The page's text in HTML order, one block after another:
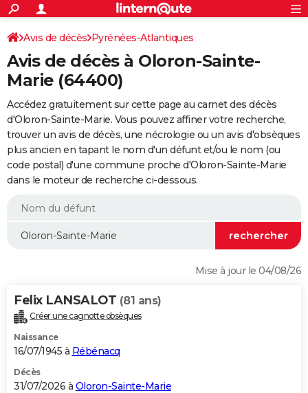
ACTUALITÉS
Politique
Société
Faits Divers
Education
Monde
Villes
+
SPORT
Coupe du monde 2026
Football
Tennis
Cyclisme
Rugby
Forum
CULTURE
FINANCE
Retraite
Impôts
Epargne
Immobilier
Risques naturels par ville
Banque
Assurance
Crédit
Essais
Réserver un essai
Citadines
Berlines
SUV
Forum auto
+
HIGH-TECH
Mobiles
Meilleur smartphone
Internet
Ordinateurs
Jeux vidéo
Guide high-tech
+
BRICOLAGE
Forum
Aménagement intérieur
Extérieur
Cuisine
Salle de bains
Jardinage
Rangement
WEEK-END
Guides de France
Escapades
Patrimoine
Expositions
Musées
Week-end nature
LIFESTYLE
Alimentation
Guide de la santé
Maladies
Médicaments
Sommeil
VOYAGE
Destinations
City break
Voyage nature
Voyage de noces
Forum
Climat
+PHOTO
GUIDES D'ACHAT
BONS PLANS
S'inscrire
Connexion
Avis de décès Pyrénées-Atlantiques
Avis de décès à Oloron-Sainte-
Marie (64400)
Accédez gratuitement sur cette page au carnet des décès
d'Oloron-Sainte-Marie. Vous pouvez affiner votre recherche,
trouver un avis de décès, une nécrologie ou un avis d'obsèques
plus ancien en tapant le nom d'un défunt et/ou le nom (ou
code postal) d'une commune proche d'Oloron-Sainte-Marie
dans le moteur de recherche ci-dessous.
Mise à jour le 04/08/26
Felix LANSALOT (81 ans)
Créer une cagnotte obsèques
Naissance
16/07/1945 à Rébénacq
Décès
31/07/2026 à Oloron-Sainte-Marie